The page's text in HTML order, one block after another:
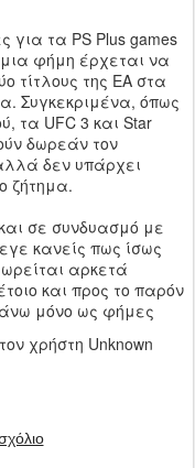
για τα PS Plus games
φήμη έρχεται να
τίτλους της ΕΑ στα
Συγκεκριμένα, όπως
τα UFC 3 και Star
δωρεάν τον
δεν υπάρχει
ζήτημα.
σε συνδυασμό με
κανείς πως ίσως
αρκετά
και προς το παρόν
μόνο ως φήμες
χρήστη Unknown